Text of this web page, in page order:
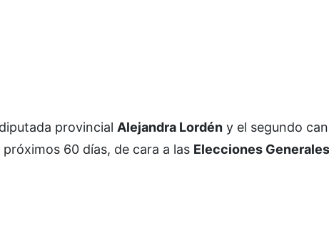
provincial Alejandra Lordén y el segundo
60 días, de cara a las Elecciones